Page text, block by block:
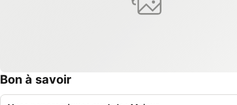
Bon à savoir